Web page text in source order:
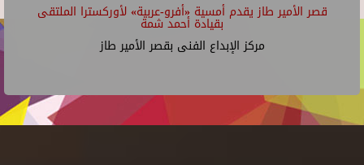
قصر الأمير طاز يقدم أمسية «أفرو-عربية» لأوركسترا الملتقى
بقيادة أحمد شمة
مركز الإبداع الفنى بقصر الأمير طاز